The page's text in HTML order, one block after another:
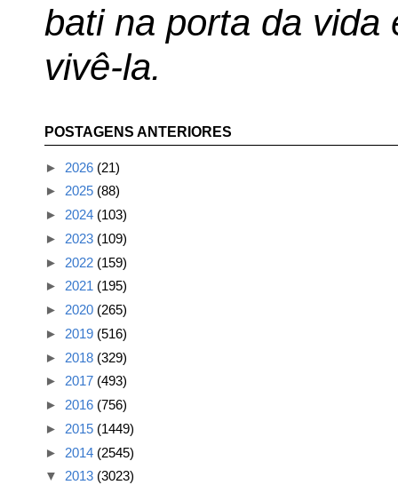
bati na porta da vida
vivê-la.
POSTAGENS ANTERIORES
► 2026 (21)
► 2025 (88)
► 2024 (103)
► 2023 (109)
► 2022 (159)
► 2021 (195)
► 2020 (265)
► 2019 (516)
► 2018 (329)
► 2017 (493)
► 2016 (756)
► 2015 (1449)
► 2014 (2545)
▼ 2013 (3023)